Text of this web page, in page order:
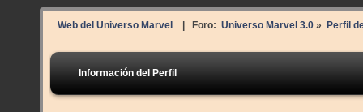
Web del Universo Marvel | Foro: Universo Marvel 3.0» Perfil
Información del Perfil